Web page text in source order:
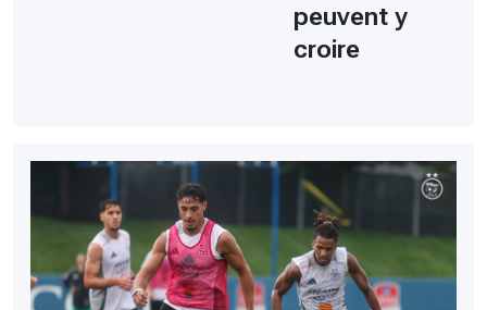
peuvent y
croire